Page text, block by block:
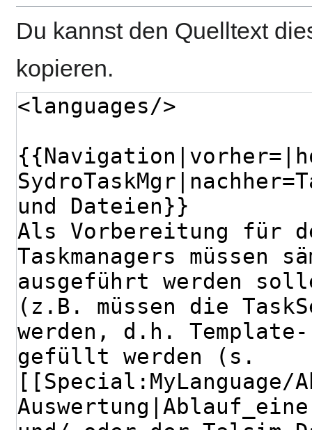
Du kannst den Quelltext
kopieren.